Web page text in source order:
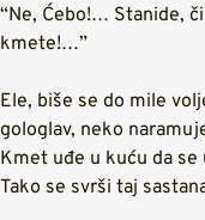
“Ne, Ćebo!… Stanide,
kmete!…”
Ele, biše se do mile
gologlav, neko
Kmet uđe u kuću da
Tako se svrši taj